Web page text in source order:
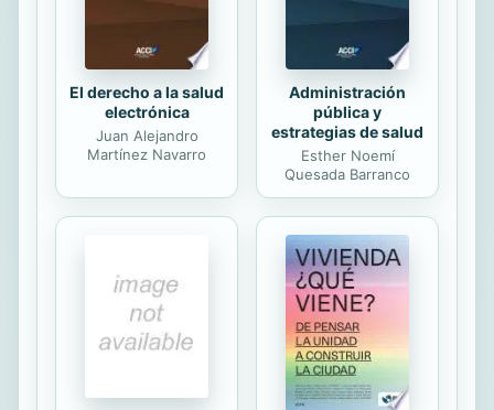
El derecho a la salud
electrónica
Juan Alejandro
Martínez Navarro
Administración
pública y
estrategias de salud
Esther Noemí
Quesada Barranco